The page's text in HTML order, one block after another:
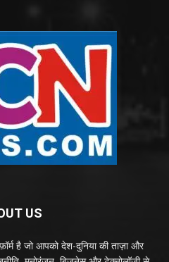
US
है जो आपको देश-दुनिया की ताज़ा और